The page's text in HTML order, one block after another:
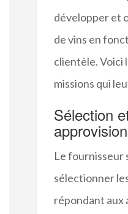
développer et
de vins en
clientèle. Voici
missions qui
Sélection
Le fournisseur
sélectionner
répondant aux